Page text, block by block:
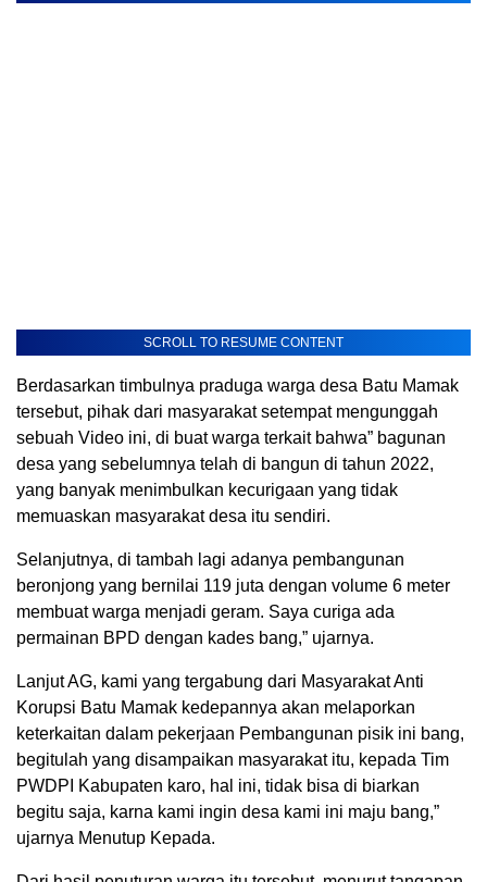
SCROLL TO RESUME CONTENT
Berdasarkan timbulnya praduga warga desa Batu Mamak
tersebut, pihak dari masyarakat setempat mengunggah
sebuah Video ini, di buat warga terkait bahwa” bagunan
desa yang sebelumnya telah di bangun di tahun 2022,
yang banyak menimbulkan kecurigaan yang tidak
memuaskan masyarakat desa itu sendiri.
Selanjutnya, di tambah lagi adanya pembangunan
beronjong yang bernilai 119 juta dengan volume 6 meter
membuat warga menjadi geram. Saya curiga ada
permainan BPD dengan kades bang,” ujarnya.
Lanjut AG, kami yang tergabung dari Masyarakat Anti
Korupsi Batu Mamak kedepannya akan melaporkan
keterkaitan dalam pekerjaan Pembangunan pisik ini bang,
begitulah yang disampaikan masyarakat itu, kepada Tim
PWDPI Kabupaten karo, hal ini, tidak bisa di biarkan
begitu saja, karna kami ingin desa kami ini maju bang,”
ujarnya Menutup Kepada.